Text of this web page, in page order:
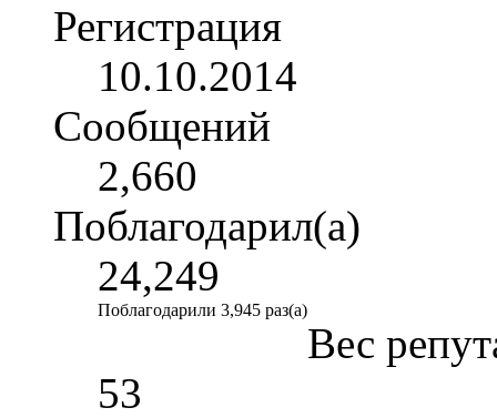
Регистрация
10.10.2014
Сообщений
2,660
Поблагодарил(а)
24,249
Поблагодарили 3,945 раз(а)
Вес
53